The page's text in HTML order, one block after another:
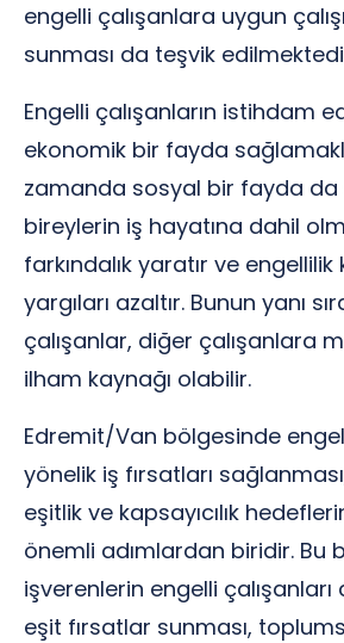
engelli çalışanlara uygun
sunması da teşvik
Engelli çalışanların istihdam
ekonomik bir fayda
zamanda sosyal bir fayda da
bireylerin iş hayatına dahil
farkındalık yaratır ve
yargıları azaltır. Bunun yanı
çalışanlar, diğer çalışanlara
ilham kaynağı olabilir.
Edremit/Van bölgesinde
yönelik iş fırsatları
eşitlik ve kapsayıcılık
önemli adımlardan biridir. Bu
işverenlerin engelli
eşit fırsatlar sunması,